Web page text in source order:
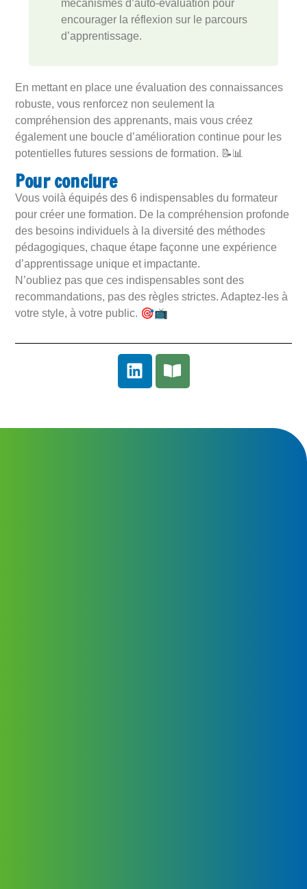
mécanismes d’auto-évaluation pour
encourager la réflexion sur le parcours
d’apprentissage.
En mettant en place une évaluation des connaissances
robuste, vous renforcez non seulement la
compréhension des apprenants, mais vous créez
également une boucle d’amélioration continue pour les
potentielles futures sessions de formation. 📝📊
Pour conclure
Vous voilà équipés des 6 indispensables du formateur
pour créer une formation. De la compréhension profonde
des besoins individuels à la diversité des méthodes
pédagogiques, chaque étape façonne une expérience
d’apprentissage unique et impactante.
N’oubliez pas que ces indispensables sont des
recommandations, pas des règles strictes. Adaptez-les à
votre style, à votre public. 🎯📺